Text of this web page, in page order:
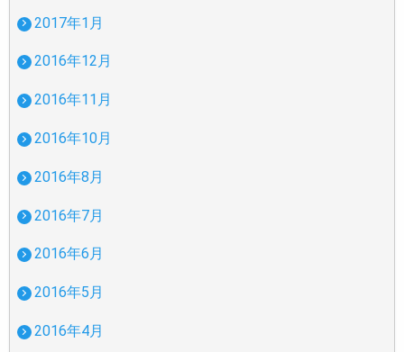
2017年1月
2016年12月
2016年11月
2016年10月
2016年8月
2016年7月
2016年6月
2016年5月
2016年4月